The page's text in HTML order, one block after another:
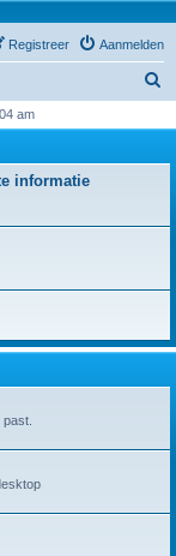
Aanmelden
Registreer
k
am
informatie